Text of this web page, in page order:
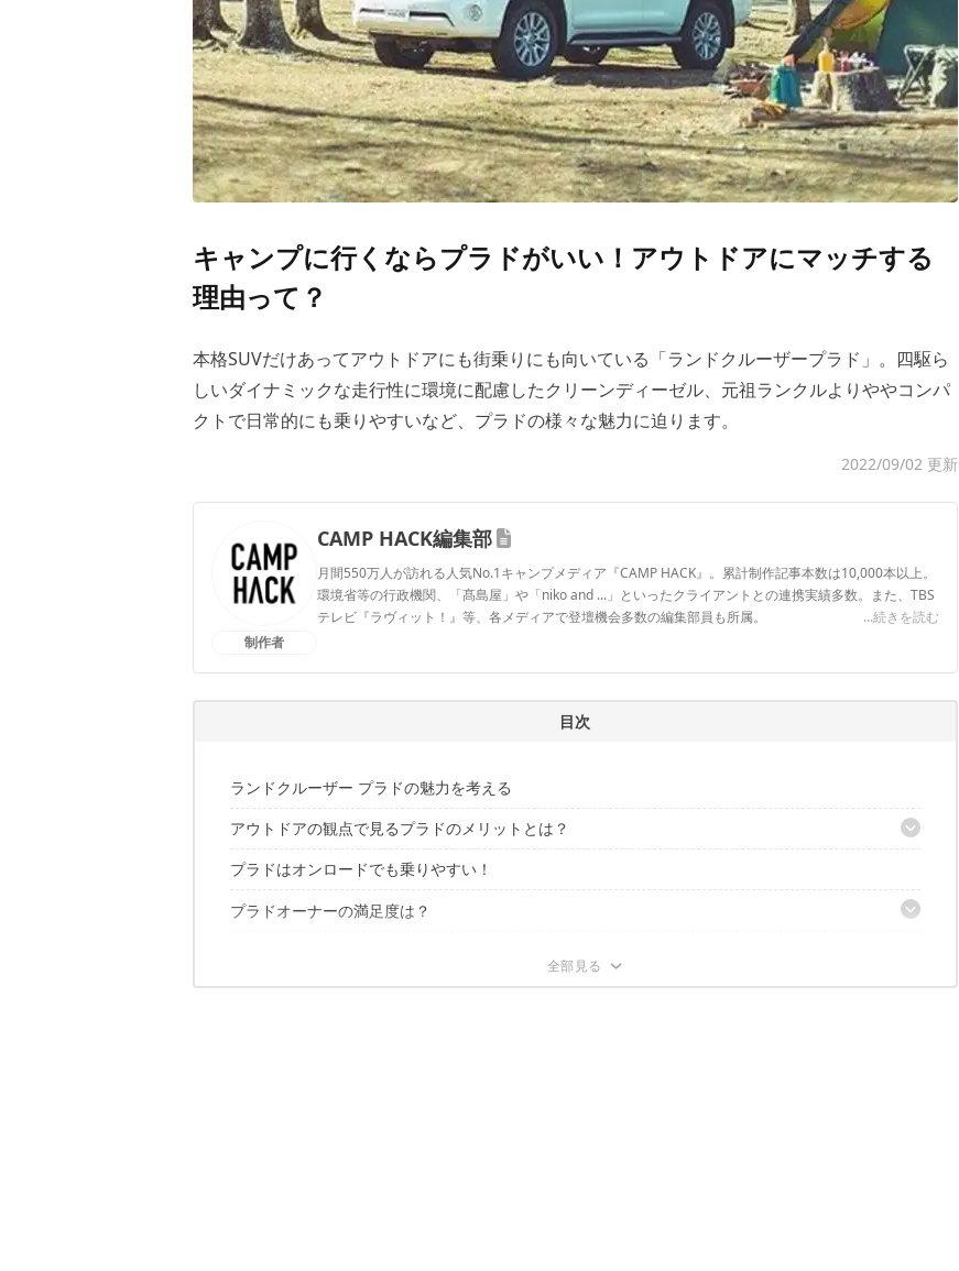
キャンプに行くならプラドがいい！アウトドアにマッチする
理由って？
本格SUVだけあってアウトドアにも街乗りにも向いている「ランドクルーザープラド」。四駆ら
しいダイナミックな走行性に環境に配慮したクリーンディーゼル、元祖ランクルよりややコンパ
クトで日常的にも乗りやすいなど、プラドの様々な魅力に迫ります。
2022/09/02 更新
制作者
CAMP HACK編集部
月間550万人が訪れる人気No.1キャンプメディア『CAMP HACK』。累計制作記事本数は10,000本以上。
環境省等の行政機関、「髙島屋」や「niko and ...」といったクライアントとの連携実績多数。また、TBS
テレビ『ラヴィット！』等、各メディアで登壇機会多数の編集部員も所属。
...続きを読む
目次
ランドクルーザー プラドの魅力を考える
アウトドアの観点で見るプラドのメリットとは？
パワフルなエンジン
クリーンディーゼルモデルあり
悪路運転をサポートする自動制御機能
プラドはオンロードでも乗りやすい！
プラドオーナーの満足度は？
燃費面